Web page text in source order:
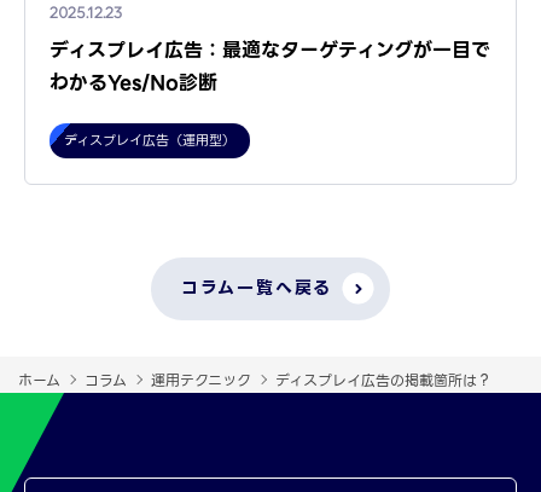
2025.12.23
ディスプレイ広告：最適なターゲティングが一目で
わかるYes/No診断
ディスプレイ広告（運用型）
コラム一覧へ戻る
ホーム コラム 運用テクニック ディスプレイ広告の掲載箇所は？